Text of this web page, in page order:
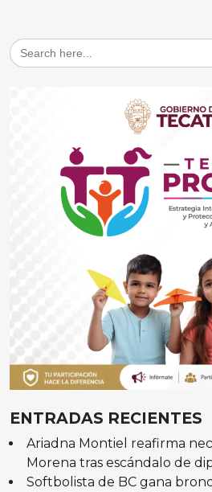
Search
for:
ENTRADAS RECIENTES
Ariadna Montiel reafirma
Morena tras escándalo de
Softbolista de BC gana